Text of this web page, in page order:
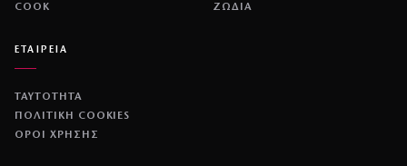
COOK ΖΩΔΙΑ
ΕΤΑΙΡΕΙΑ
ΤΑΥΤΟΤΗΤΑ
ΠΟΛΙΤΙΚΉ COOKIES
ΌΡΟΙ ΧΡΉΣΗΣ